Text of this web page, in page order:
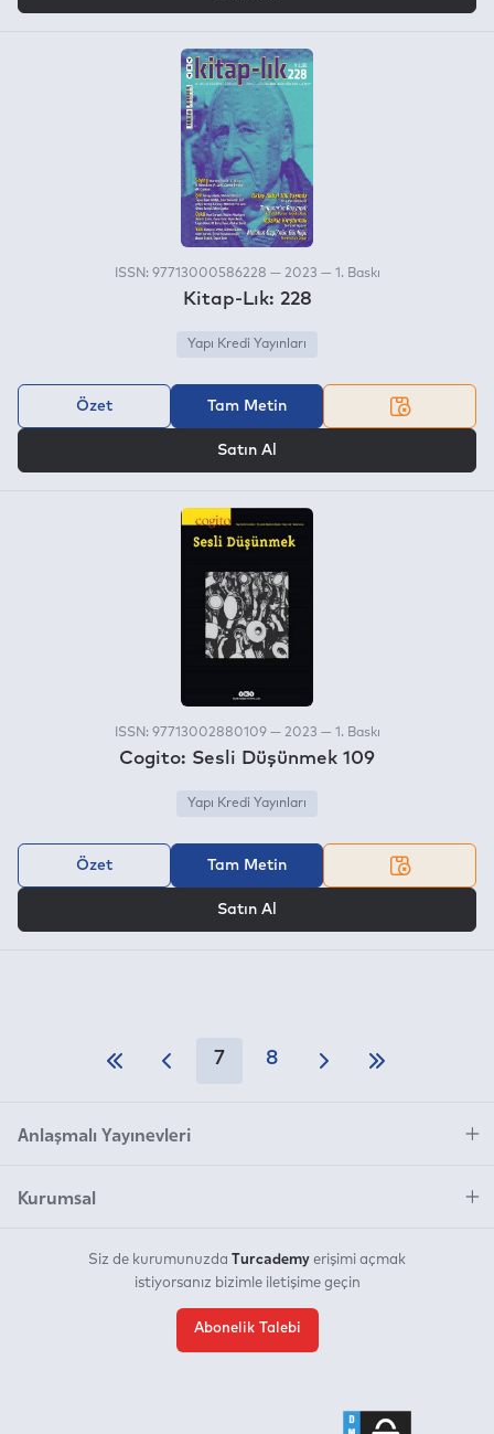
ISSN: 97713000586228 — 2023 — 1. Baskı
Kitap-Lık: 228
Yapı Kredi Yayınları
Özet Tam Metin
Satın Al
ISSN: 97713002880109 — 2023 — 1. Baskı
Cogito: Sesli Düşünmek 109
Yapı Kredi Yayınları
Özet Tam Metin
Satın Al
7 8
Anlaşmalı Yayınevleri
Kurumsal
Siz de kurumunuzda Turcademy erişimi açmak
istiyorsanız bizimle iletişime geçin
Abonelik Talebi